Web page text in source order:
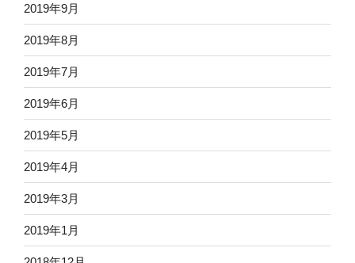
2019年9月
2019年8月
2019年7月
2019年6月
2019年5月
2019年4月
2019年3月
2019年1月